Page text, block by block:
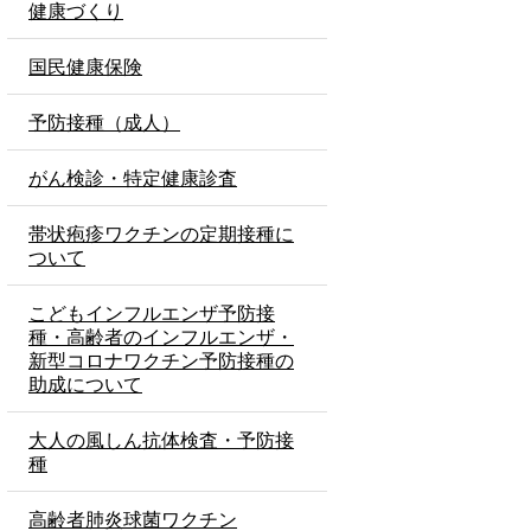
健康づくり
国民健康保険
予防接種（成人）
がん検診・特定健康診査
帯状疱疹ワクチンの定期接種に
ついて
こどもインフルエンザ予防接
種・高齢者のインフルエンザ・
新型コロナワクチン予防接種の
助成について
大人の風しん抗体検査・予防接
種
高齢者肺炎球菌ワクチン